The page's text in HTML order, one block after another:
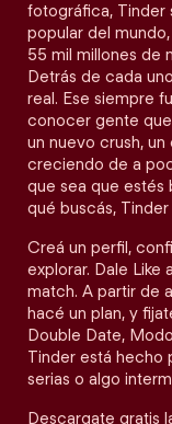
fotográfica, Tinder
popular del
55 mil millones de
Detrás de cada
real. Ese siempre
conocer gente
un nuevo crush,
creciendo de a
que sea que estés
qué buscás,
Creá un perfil,
explorar. Dale Like
match. A partir de
hacé un plan, y
Double Date,
Tinder está hecho
serias o algo
Descargate gratis